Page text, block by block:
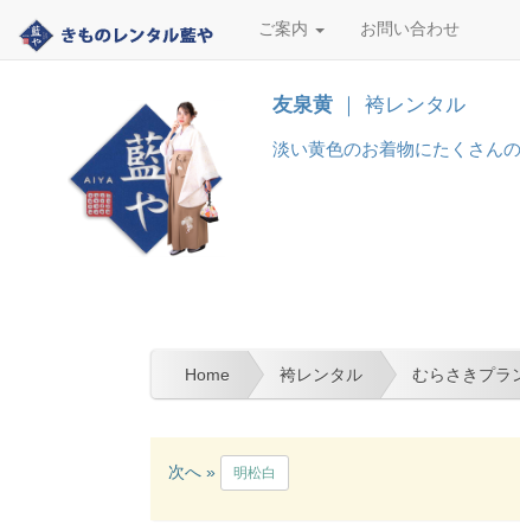
ご案内 お問い合わせ
友泉黄 ｜ 袴レンタル
淡い黄色のお着物にたくさん
Home 袴レンタル むらさきプラ
次へ » 明松白